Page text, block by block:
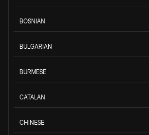
BOSNIAN
BULGARIAN
BURMESE
CATALAN
CHINESE